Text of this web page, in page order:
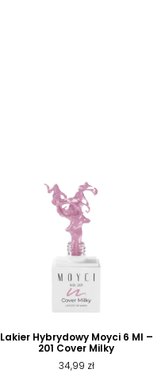
Lakier Hybrydowy Moyci 6 Ml –
201 Cover Milky
34,99 zł